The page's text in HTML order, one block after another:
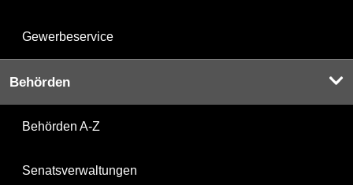
Gewerbeservice
Behörden
Behörden A-Z
Senatsverwaltungen